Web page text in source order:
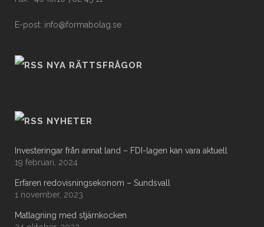
E-post: info@formabolag.se
NYA RÄTTSFRÅGOR
NYHETER
Investeringar från annat land – FDI-lagen kan vara aktuell
19 februari, 2024
Erfaren redovisningsekonom – Sundsvall
1 november, 2023
Matlagning med stjärnkocken